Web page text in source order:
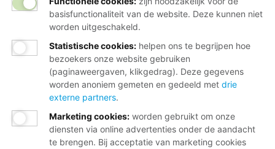
basisfunctionaliteit van de website. Deze kunnen niet
worden uitgeschakeld.
Statistische cookies: helpen ons te begrijpen hoe
bezoekers onze website gebruiken
(paginaweergaven, klikgedrag). Deze gegevens
worden anoniem gemeten en gedeeld met drie
externe partners.
Marketing cookies: worden gebruikt om onze
diensten via online advertenties onder de aandacht
te brengen. Bij acceptatie van marketing cookies